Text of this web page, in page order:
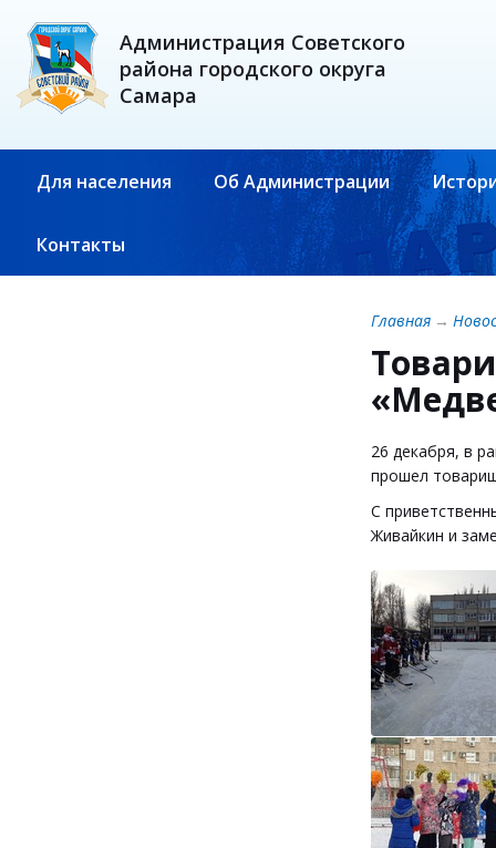
Администрация Советского
района городского округа
Самара
Для населения Об Администрации
Контакты
Главная →
26 декабря, в
прошел
С
Живайкин и